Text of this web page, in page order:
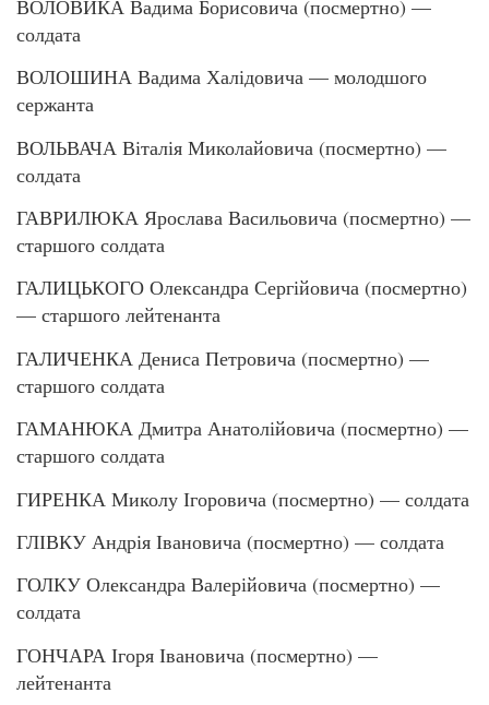
ВОЛОВИКА Вадима Борисовича (посмертно) —
солдата
ВОЛОШИНА Вадима Халідовича — молодшого
сержанта
ВОЛЬВАЧА Віталія Миколайовича (посмертно) —
солдата
ГАВРИЛЮКА Ярослава Васильовича (посмертно) —
старшого солдата
ГАЛИЦЬКОГО Олександра Сергійовича (посмертно)
— старшого лейтенанта
ГАЛИЧЕНКА Дениса Петровича (посмертно) —
старшого солдата
ГАМАНЮКА Дмитра Анатолійовича (посмертно) —
старшого солдата
ГИРЕНКА Миколу Ігоровича (посмертно) — солдата
ГЛІВКУ Андрія Івановича (посмертно) — солдата
ГОЛКУ Олександра Валерійовича (посмертно) —
солдата
ГОНЧАРА Ігоря Івановича (посмертно) —
лейтенанта